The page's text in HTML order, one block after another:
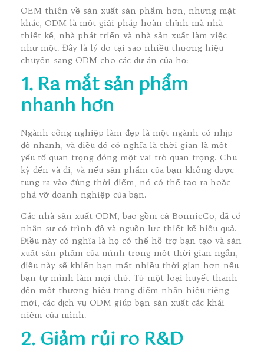
OEM thiên về sản xuất sản phẩm hơn, nhưng mặt
khác, ODM là một giải pháp hoàn chỉnh mà nhà
thiết kế, nhà phát triển và nhà sản xuất làm việc
như một. Đây là lý do tại sao nhiều thương hiệu
chuyển sang ODM cho các dự án của họ:
1. Ra mắt sản phẩm
nhanh hơn
Ngành công nghiệp làm đẹp là một ngành có nhịp
độ nhanh, và điều đó có nghĩa là thời gian là một
yếu tố quan trọng đóng một vai trò quan trọng. Chu
kỳ đến và đi, và nếu sản phẩm của bạn không được
tung ra vào đúng thời điểm, nó có thể tạo ra hoặc
phá vỡ doanh nghiệp của bạn.
Các nhà sản xuất ODM, bao gồm cả BonnieCo, đã có
nhân sự có trình độ và nguồn lực thiết kế hiệu quả.
Điều này có nghĩa là họ có thể hỗ trợ bạn tạo và sản
xuất sản phẩm của mình trong một thời gian ngắn,
điều này sẽ khiến bạn mất nhiều thời gian hơn nếu
bạn tự mình làm mọi thứ. Từ một loại huyết thanh
đến một thương hiệu trang điểm nhãn hiệu riêng
mới, các dịch vụ ODM giúp bạn sản xuất các khái
niệm của mình.
2. Giảm rủi ro R&D